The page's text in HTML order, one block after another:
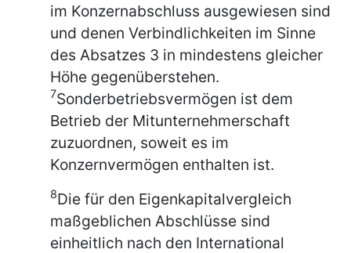
im Konzernabschluss ausgewiesen sind
und denen Verbindlichkeiten im Sinne
des Absatzes 3 in mindestens gleicher
Höhe gegenüberstehen.
7Sonderbetriebsvermögen ist dem
Betrieb der Mitunternehmerschaft
zuzuordnen, soweit es im
Konzernvermögen enthalten ist.
8Die für den Eigenkapitalvergleich
maßgeblichen Abschlüsse sind
einheitlich nach den International